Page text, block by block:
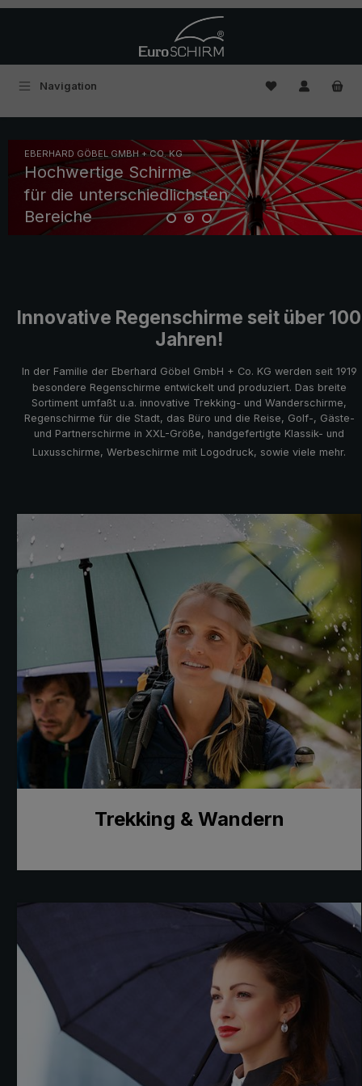
Navigation Du hast 0
Slider überspringen
EBERHARD GÖBEL GMBH + CO. KG
Hochwertige Schirme
für die unterschiedlichsten
Bereiche
Innovative Regenschirme seit über 100
Jahren!
In der Familie der Eberhard Göbel GmbH + Co. KG werden seit 1919
besondere Regenschirme entwickelt und produziert. Das breite
Sortiment umfaßt u.a. innovative Trekking- und Wanderschirme,
Regenschirme für die Stadt, das Büro und die Reise, Golf-, Gäste-
und Partnerschirme in XXL-Größe, handgefertigte Klassik- und
Luxusschirme, Werbeschirme mit Logodruck, sowie viele mehr.
Trekking & Wandern